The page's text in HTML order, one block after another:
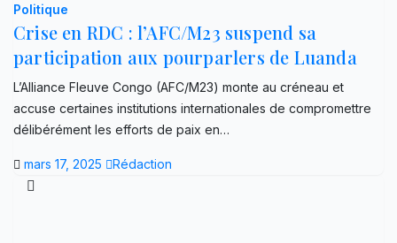
Politique
Crise en RDC : l’AFC/M23 suspend sa
participation aux pourparlers de Luanda
L’Alliance Fleuve Congo (AFC/M23) monte au créneau et
accuse certaines institutions internationales de compromettre
délibérément les efforts de paix en…
mars 17, 2025 Rédaction